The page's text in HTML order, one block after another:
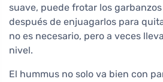
suave, puede frotar los
después de enjuagarlos para
no es necesario, pero a veces
nivel.
El hummus no solo va bien con